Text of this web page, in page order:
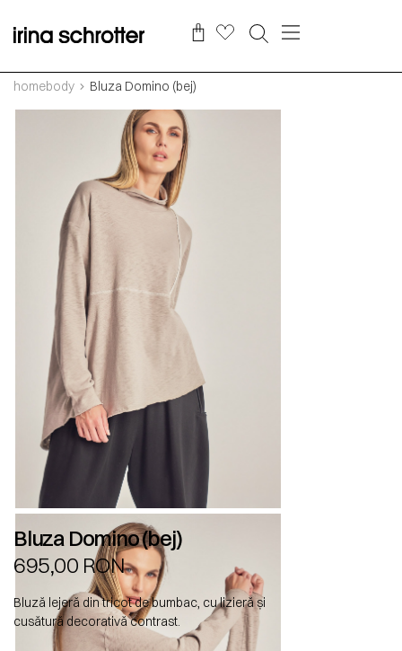
homebody Bluza Domino (bej)
Bluza Domino (bej)
695,00 RON
Bluză lejeră din tricot de bumbac, cu lizieră și
cusătură decorativă contrast.